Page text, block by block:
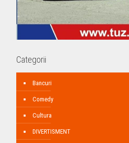
Categorii
Bancuri
Comedy
Cultura
DIVERTISMENT